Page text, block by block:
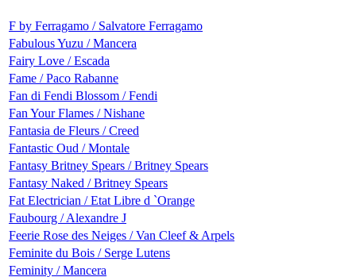
F by Ferragamo / Salvatore Ferragamo
Fabulous Yuzu / Mancera
Fairy Love / Escada
Fame / Paco Rabanne
Fan di Fendi Blossom / Fendi
Fan Your Flames / Nishane
Fantasia de Fleurs / Creed
Fantastic Oud / Montale
Fantasy Britney Spears / Britney Spears
Fantasy Naked / Britney Spears
Fat Electrician / Etat Libre d `Orange
Faubourg / Alexandre J
Feerie Rose des Neiges / Van Cleef & Arpels
Feminite du Bois / Serge Lutens
Feminity / Mancera